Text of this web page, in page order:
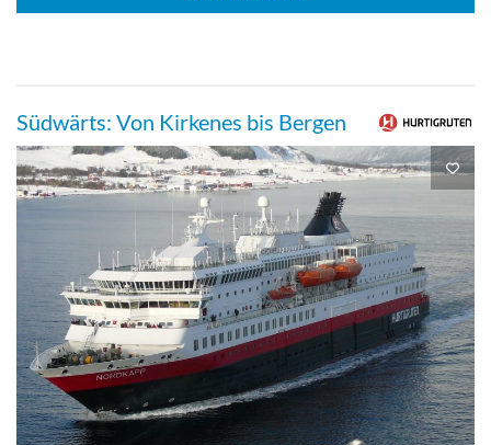
Südwärts: Von Kirkenes bis Bergen